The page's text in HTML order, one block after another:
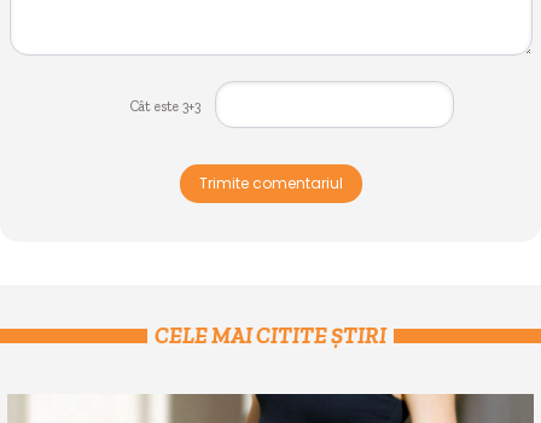
Cât este 3+3
Trimite comentariul
CELE MAI CITITE ȘTIRI